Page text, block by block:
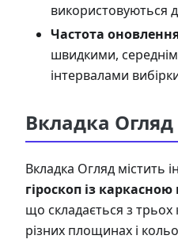
використовуються
Частота
швидкими,
інтервалами
Вкладка Огляд
Вкладка Огляд містить
гіроскоп із
що складається з
різних площинах і